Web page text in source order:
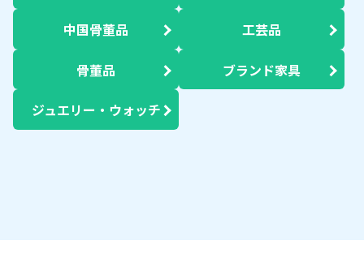
中国骨董品 工芸品
骨董品 ブランド家具
ジュエリー・ウォッチ